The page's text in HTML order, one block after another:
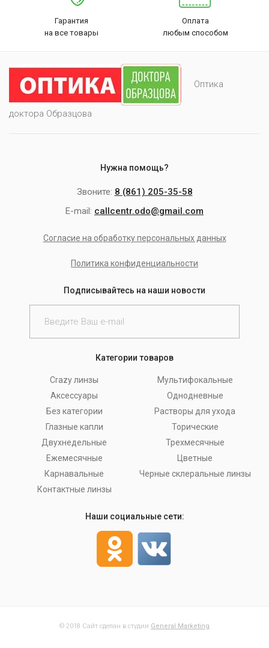
Гарантия
на все товары
Оплата
любым способом
Оптика
доктора Образцова
Нужна помощь?
Звоните: 8 (861) 205-35-58
E-mail: callcentr.odo@gmail.com
Согласие на обработку персональных данных
Политика конфиденциальности
Подписывайтесь на наши новости
Категории товаров
Crazy линзы
Аксессуары
Без категории
Глазные капли
Двухнедельные
Ежемесячные
Карнавальные
Контактные линзы
Мультифокальные
Однодневные
Растворы для ухода
Торические
Трехмесячные
Цветные
Черные склеральные линзы
Наши социальные сети:
© 2018 Сайт сделан в студии General Marketing